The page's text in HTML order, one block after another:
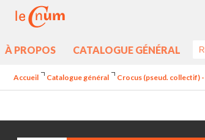
À PROPOS CATALOGUE GÉNÉRAL
Accueil Catalogue général Crocus (pseud. collectif)